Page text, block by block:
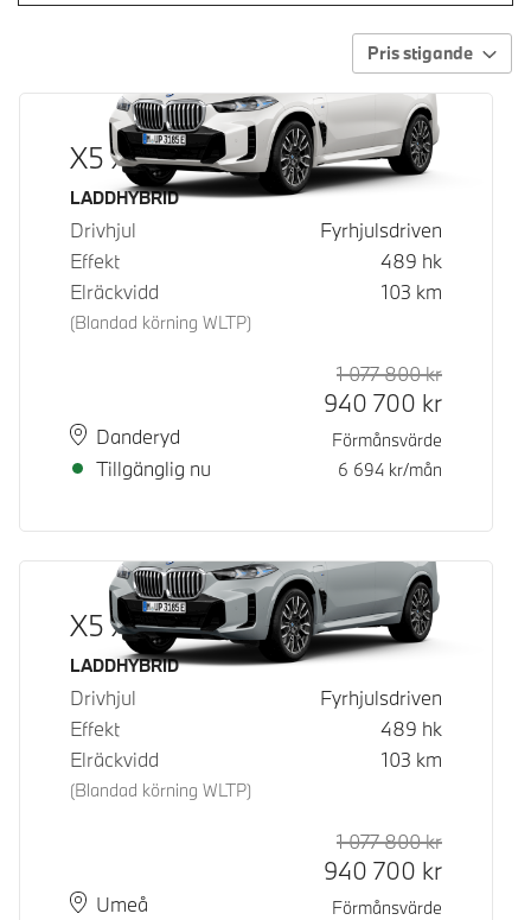
Pris stigande
X5 xDrive50e
Bränsle
LADDHYBRID
Drivhjul
Fyrhjulsdriven
Effekt
489 hk
Elräckvidd
(Blandad körning WLTP)
103 km
PlatsDanderyd
Leveranstid
Tillgänglig nu
Rek. ord
1 077 800kr
940 700 kr
Förmånsvärde
6 694 kr/mån
X5 xDrive50e
Bränsle
LADDHYBRID
Drivhjul
Fyrhjulsdriven
Effekt
489 hk
Elräckvidd
(Blandad körning WLTP)
103 km
PlatsUmeå
Leveranstid
Rek. ord
1 077 800kr
940 700 kr
Förmånsvärde